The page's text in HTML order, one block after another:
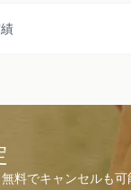
料でキャンセルも